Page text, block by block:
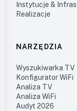
Instytucje &
Realizacje
NARZĘDZIA
Wyszukiwarka TV
Konfigurator WiFi
Analiza TV
Analiza WiFi
Audyt 2026